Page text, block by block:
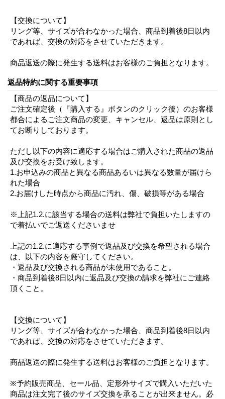
【交換について】
リング等、サイズが合わなかった場合、商品到着後8日以内
であれば、交換の対応をさせていただきます。
商品返送の際に発生する送料はお客様のご負担となります。
返品特約に関する重要事項
【商品の返品について】
ご注文確定後（『購入する』ボタンのクリック後）のお客様
都合によるご注文商品の変更、キャンセル、返品は原則とし
てお断りしております。
ただし以下の内容に適応する場合はご購入された商品の返品
及び交換をお受け致します。
1.お申込みの商品と異なる商品あるいは異なる数量が届けら
れた場合
2.お届けした時点から商品に汚れ、傷、破損等がある場合
※上記1.2.に該当する場合の送料は弊社で負担いたしますの
で着払いでご返送くださいませ
上記の1.2.に適応する事例で返品及び交換を希望される場合
は、以下の内容を厳守してください。
・返品及び交換される商品が未使用であること。
・商品到着後8日以内に返品及び交換の請求を弊社にご連絡
頂くこと。
【交換について】
リング等、サイズが合わなかった場合、商品到着後8日以内
であれば、交換の対応をさせていただきます。
商品返送の際に発生する送料はお客様のご負担となります。
※予約販売商品、セール品、定形外サイズで購入いただいた
商品は注文完了後のサイズ交換を承ることが出来ません。必